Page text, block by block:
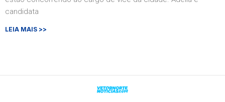
candidata
LEIA MAIS >>